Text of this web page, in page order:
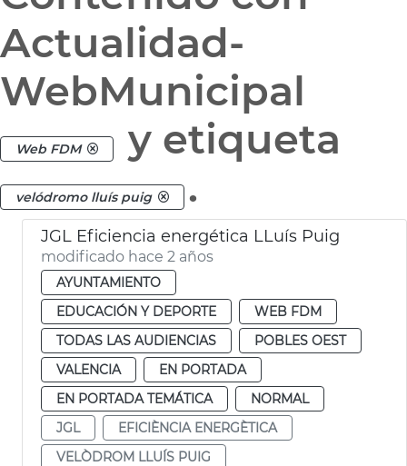
Actualidad-
WebMunicipal
Web FDM y etiqueta
velódromo lluís puig .
JGL Eficiencia energética LLuís Puig
modificado hace 2 años
AYUNTAMIENTO
EDUCACIÓN Y DEPORTE
WEB FDM
TODAS LAS AUDIENCIAS
POBLES OEST
VALENCIA
EN PORTADA
EN PORTADA TEMÁTICA
NORMAL
JGL
EFICIÈNCIA ENERGÈTICA
VELÒDROM LLUÍS PUIG